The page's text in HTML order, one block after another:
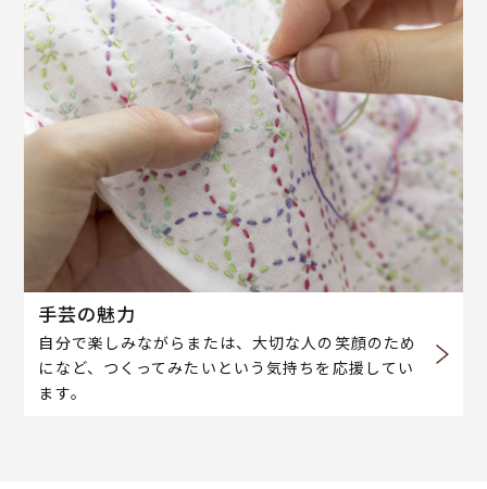
手芸の魅力
自分で楽しみながらまたは、大切な人の笑顔のため
になど、つくってみたいという気持ちを応援してい
ます。